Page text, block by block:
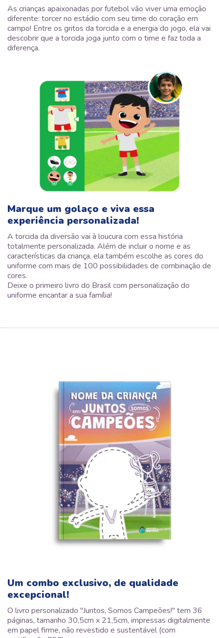
As crianças apaixonadas por futebol vão viver uma emoção
diferente: torcer no estádio com seu time do coração em
campo! Entre os gritos da torcida e a energia do jogo, ela vai
descobrir que a torcida joga junto com o time e faz toda a
diferença.
Marque um golaço e viva essa
experiência personalizada!
A torcida da diversão vai à loucura com essa história
totalmente personalizada. Além de incluir o nome e as
características da criança, ela também escolhe as cores do
uniforme com mais de 100 possibilidades de combinação de
cores.
Deixe o primeiro livro do Brasil com personalização do
uniforme encantar a sua família!
Um combo exclusivo, de qualidade
excepcional!
O livro personalizado "Juntos, Somos Campeões!" tem 36
páginas, tamanho 30,5cm x 21,5cm, impressas digitalmente
em papel firme, não revestido e sustentável (com